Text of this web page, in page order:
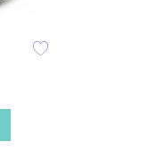
Resolvemos tus